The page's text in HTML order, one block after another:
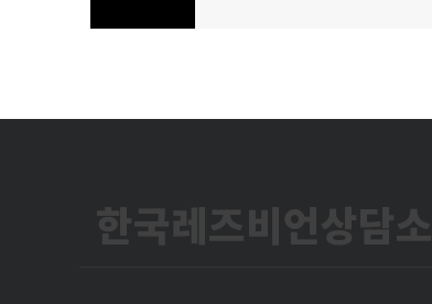
색
한국레즈비언상담소